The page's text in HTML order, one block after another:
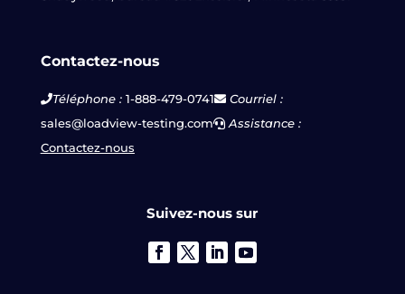
Contactez-nous
Téléphone :1-888-479-0741
Courriel :
sales@loadview-testing.com
Assistance :
Contactez-nous
Suivez-nous sur